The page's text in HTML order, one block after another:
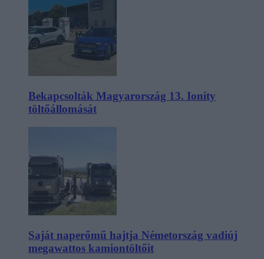
Bekapcsolták Magyarország 13. Ionity
töltőállomását
Saját naperőmű hajtja Németország vadiúj
megawattos kamiontöltőit